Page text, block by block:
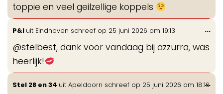
toppie en veel geilzellige koppels
P&I uit Eindhoven schreef op 25 juni 2026 om 19:13
@stelbest, dank voor vandaag bij azzurra, was
heerlijk!
...
Stel 28 en 34 uit Apeldoorn schreef op 25 juni 2026 om 18:16
...